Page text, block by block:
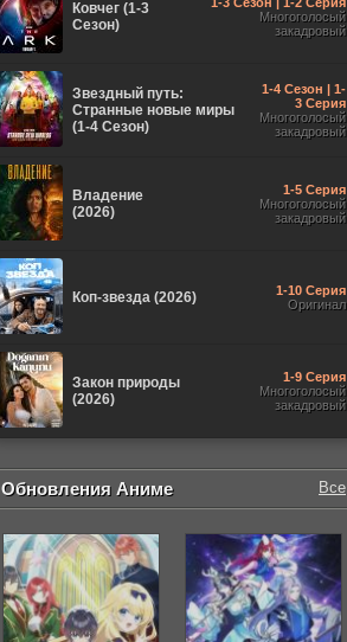
Ковчег (1-3
Сезон)
Многоголосый
закадровый
Звездный путь:
Странные новые миры
(1-4 Сезон)
1-4 Сезон | 1-
3 Серия
Многоголосый
закадровый
Владение
(2026)
1-5 Серия
Многоголосый
закадровый
Коп-звезда (2026)
1-10 Серия
Оригинал
Закон природы
(2026)
1-9 Серия
Многоголосый
закадровый
Обновления Аниме Все